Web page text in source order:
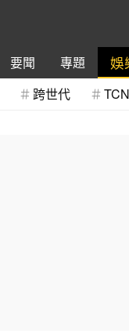
要聞 專題 娛
跨世代 TCN